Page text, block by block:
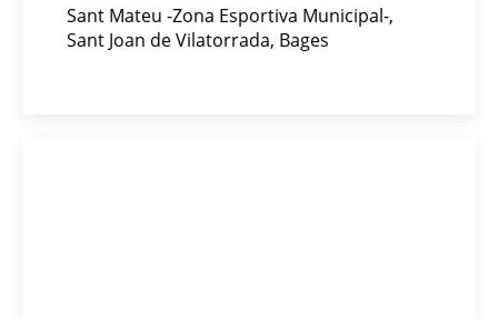
Sant Mateu -Zona Esportiva Municipal-,
Sant Joan de Vilatorrada, Bages